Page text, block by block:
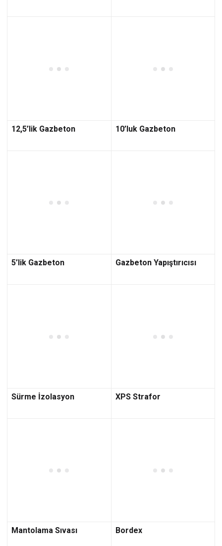
12,5’lik Gazbeton 10’luk Gazbeton
5’lik Gazbeton Gazbeton Yapıştırıcısı
Sürme İzolasyon XPS Strafor
Mantolama Sıvası Bordex